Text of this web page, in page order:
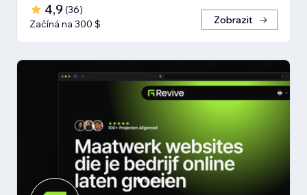
4,9 (36)
Začíná na 300 $
Zobrazit